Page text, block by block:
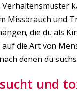
Verhaltensmuster
Missbrauch und
die du als
auf die Art von
denen du
und